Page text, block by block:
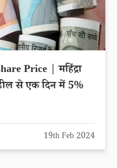
Price | महिंद्रा
से एक दिन में 5%
19th Feb 2024